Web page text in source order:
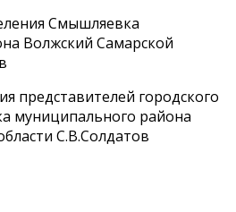
Смышляевка
Волжский Самарской
представителей городского
муниципального района
С.В.Солдатов